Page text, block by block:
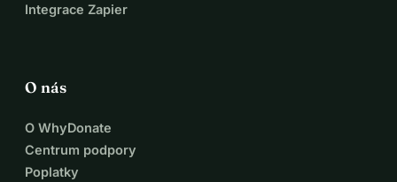
Integrace Zapier
O nás
O WhyDonate
Centrum podpory
Poplatky